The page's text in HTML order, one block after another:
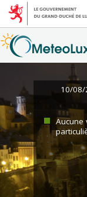
10/08/
Aucune